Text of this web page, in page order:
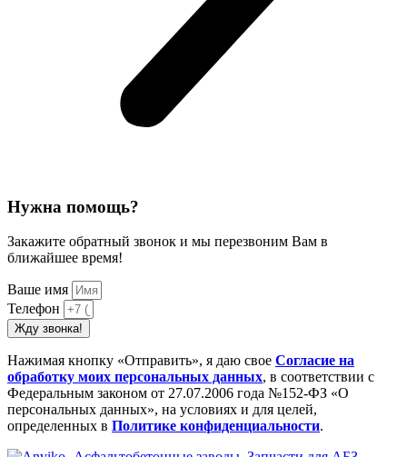
Нужна помощь?
Закажите обратный звонок и мы перезвоним Вам в
ближайшее время!
Ваше имя
Телефон
Жду звонка!
Нажимая кнопку «Отправить», я даю свое Cогласие на
обработку моих персональных данных, в соответствии с
Федеральным законом от 27.07.2006 года №152-ФЗ «О
персональных данных», на условиях и для целей,
определенных в Политике конфиденциальности.